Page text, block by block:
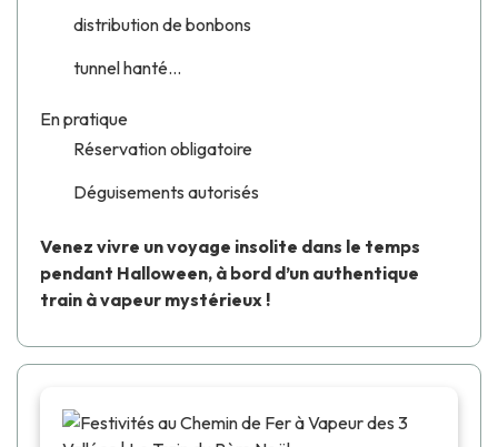
distribution de bonbons
tunnel hanté...
En pratique
Réservation obligatoire
Déguisements autorisés
Venez vivre un voyage insolite dans le temps
pendant Halloween, à bord d’un authentique
train à vapeur mystérieux !